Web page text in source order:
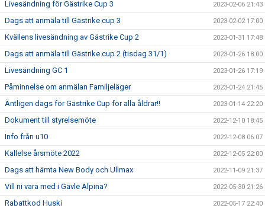
Livesändning för Gästrike Cup 3 2023-02-06 21:43
Dags att anmäla till Gästrike cup 3 2023-02-02 17:00
Kvällens livesändning av Gästrike Cup 2 2023-01-31 17:48
Dags att anmäla till Gästrike cup 2 (tisdag 31/1) 2023-01-26 18:00
Livesändning GC 1 2023-01-26 17:19
Påminnelse om anmälan Familjeläger 2023-01-24 21:45
Äntligen dags för Gästrike Cup för alla åldrar!! 2023-01-14 22:20
Dokument till styrelsemöte 2022-12-10 18:45
Info från u10 2022-12-08 06:07
Kallelse årsmöte 2022 2022-12-05 22:00
Dags att hämta New Body och Ullmax 2022-11-09 21:37
Vill ni vara med i Gävle Alpina? 2022-05-30 21:26
Rabattkod Huski 2022-05-17 22:40